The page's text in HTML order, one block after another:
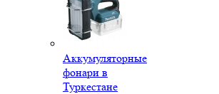
Аккумуляторные
фонари в
Туркестане